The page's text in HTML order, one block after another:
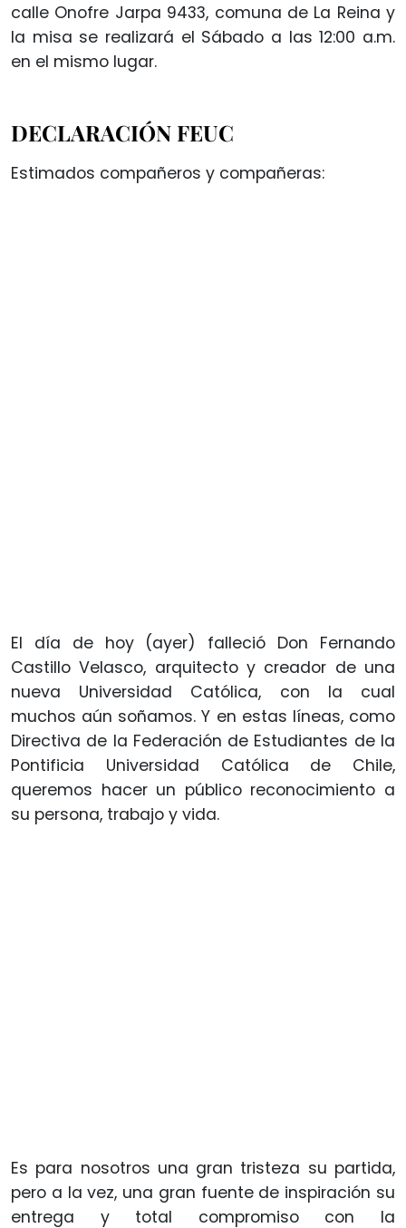
calle Onofre Jarpa 9433, comuna de La Reina y
la misa se realizará el Sábado a las 12:00 a.m.
en el mismo lugar.
DECLARACIÓN FEUC
Estimados compañeros y compañeras:
El día de hoy (ayer) falleció Don Fernando
Castillo Velasco, arquitecto y creador de una
nueva Universidad Católica, con la cual
muchos aún soñamos. Y en estas líneas, como
Directiva de la Federación de Estudiantes de la
Pontificia Universidad Católica de Chile,
queremos hacer un público reconocimiento a
su persona, trabajo y vida.
Es para nosotros una gran tristeza su partida,
pero a la vez, una gran fuente de inspiración su
entrega y total compromiso con la